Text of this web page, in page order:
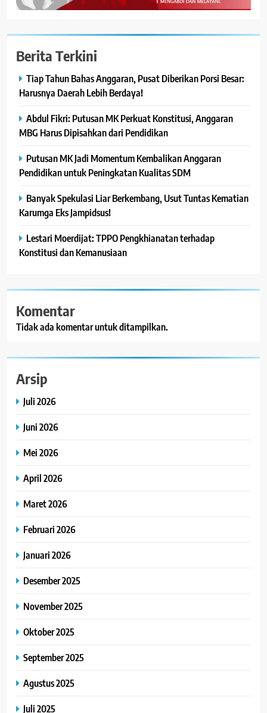
Berita Terkini
Tiap Tahun Bahas Anggaran, Pusat Diberikan Porsi Besar:
Harusnya Daerah Lebih Berdaya!
Abdul Fikri: Putusan MK Perkuat Konstitusi, Anggaran
MBG Harus Dipisahkan dari Pendidikan
Putusan MK Jadi Momentum Kembalikan Anggaran
Pendidikan untuk Peningkatan Kualitas SDM
Banyak Spekulasi Liar Berkembang, Usut Tuntas Kematian
Karumga Eks Jampidsus!
Lestari Moerdijat: TPPO Pengkhianatan terhadap
Konstitusi dan Kemanusiaan
Komentar
Tidak ada komentar untuk ditampilkan.
Arsip
Juli 2026
Juni 2026
Mei 2026
April 2026
Maret 2026
Februari 2026
Januari 2026
Desember 2025
November 2025
Oktober 2025
September 2025
Agustus 2025
Juli 2025